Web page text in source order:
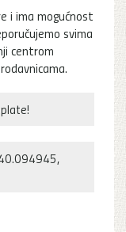
i ima mogućnost
svima
centrom